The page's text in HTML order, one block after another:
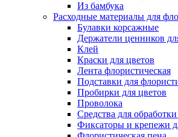
Из бамбука
Расходные материалы для
Булавки корсажные
Держатели ценников
Клей
Краски для цветов
Лента флористическая
Подставки для
Пробирки для цветов
Проволока
Средства для
Фиксаторы и крепежи